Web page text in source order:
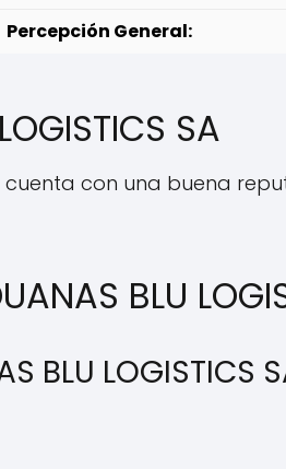
Percepción General:
SA
cuenta con una buena
BLU
BLU LOGISTICS